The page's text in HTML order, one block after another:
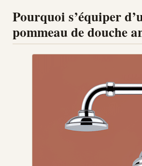
Pourquoi s’équiper
pommeau de douche